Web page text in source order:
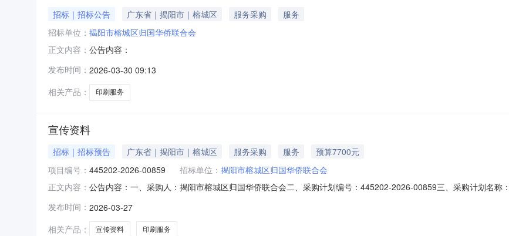
招标｜招标公告 广东省｜揭阳市｜榕城区 服务采购
服务
招标单位： 揭阳市榕城区归国华侨联合会
正文内容： 公告内容：
发布时间： 2026-03-30 09:13
相关产品：
印刷服务
宣传资料
招标｜招标预告 广东省｜揭阳市｜榕城区 服务采购 服务
预算7700元
项目编号： 445202-2026-00859 招标单位： 揭阳市榕城区归国华侨联合会
正文内容： 公告内容：一、采购人：揭阳市榕城区归国华侨联合会二、采购计划编号：445202-2026-00859三、采购计划名
发布时间： 2026-03-27
相关产品：
宣传资料 印刷服务